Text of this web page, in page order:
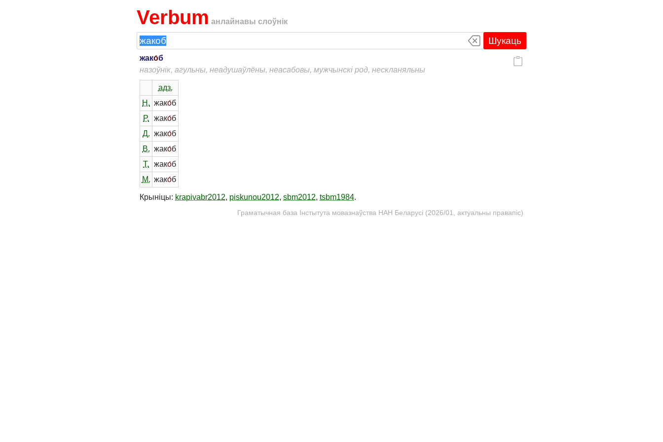
Verbum анлайнавы слоўнік
Шукаць
жако́б
назоўнік, агульны, неадушаўлёны, неасабовы, мужчынскі род, нескланяльны
адз.
Н. жако́б
Р.
жако́б
Д. жако́б
В. жако́б
Т.
жако́б
М. жако́б
Крыніцы: krapivabr2012, piskunou2012, sbm2012, tsbm1984.
Граматычная база Інстытута мовазнаўства НАН Беларусі (2026/01, актуальны правапіс)